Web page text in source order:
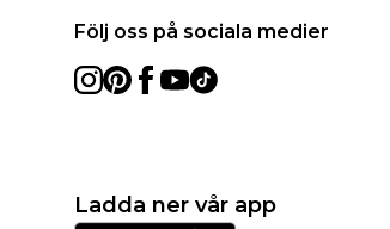
Följ oss på sociala medier
Ladda ner vår app